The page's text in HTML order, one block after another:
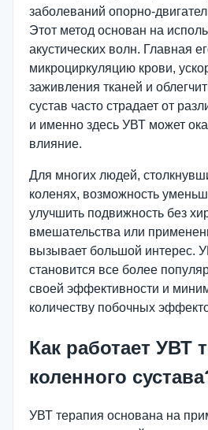
заболеваний опорно-
Этот метод основан на
акустических волн. Главная
микроциркуляцию крови,
заживления тканей и
сустав часто страдает от
и именно здесь УВТ может
влияние.
Для многих людей,
коленях, возможность
улучшить подвижность без
вмешательства или
вызывает большой интерес.
становится все более
своей эффективности и
количеству побочных
Как работает УВТ
коленного
УВТ терапия основана на